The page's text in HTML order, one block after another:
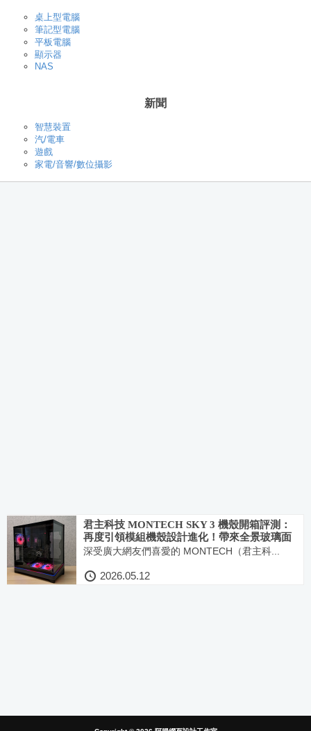
桌上型電腦
筆記型電腦
平板電腦
顯示器
NAS
新聞
智慧裝置
汽/電車
遊戲
家電/音響/數位攝影
君主科技 MONTECH SKY 3 機殼開箱評測：
再度引領模組機殼設計進化！帶來全景玻璃面
板還有可更換式底艙結構與頂尖燈效系統
深受廣大網友們喜愛的 MONTECH（君主科...
2026.05.12